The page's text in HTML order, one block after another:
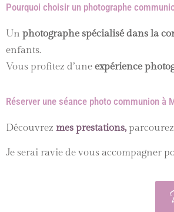
Pourquoi choisir un photographe
Un photographe spécialisé dans la
enfants.
Vous profitez d’une expérience
Réserver une séance photo communion à
Découvrez mes prestations,parcourez
Je serai ravie de vous accompagner